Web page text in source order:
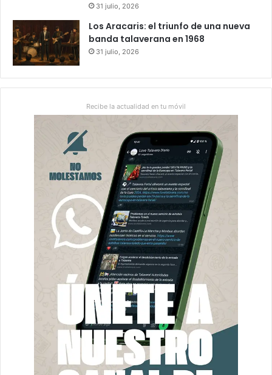
31 julio, 2026
Los Aracaris: el triunfo de una nueva
banda talaverana en 1968
31 julio, 2026
Recibe la actualidad en tu móvil